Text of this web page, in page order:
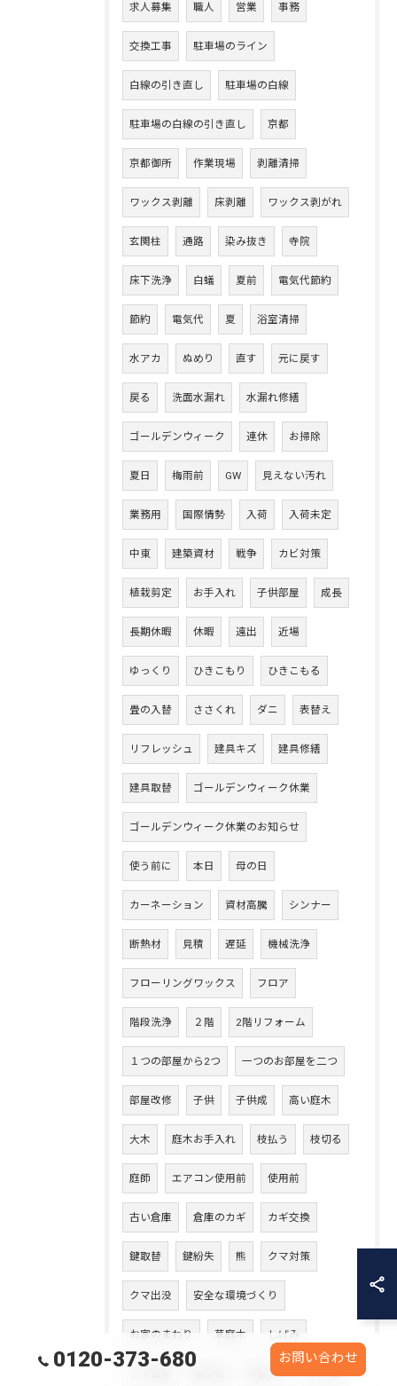
求人募集 職人 営業 事務
交換工事 駐車場のライン
白線の引き直し 駐車場の白線
駐車場の白線の引き直し 京都
京都御所 作業現場 剥離清掃
ワックス剥離 床剥離 ワックス剥がれ
玄関柱 通路 染み抜き 寺院
床下洗浄 白蟻 夏前 電気代節約
節約 電気代 夏 浴室清掃
水アカ ぬめり 直す 元に戻す
戻る 洗面水漏れ 水漏れ修繕
ゴールデンウィーク 連休 お掃除
夏日 梅雨前 GW 見えない汚れ
業務用 国際情勢 入荷 入荷未定
中東 建築資材 戦争 カビ対策
植栽剪定 お手入れ 子供部屋 成長
長期休暇 休暇 遠出 近場
ゆっくり ひきこもり ひきこもる
畳の入替 ささくれ ダニ 表替え
リフレッシュ 建具キズ 建具修繕
建具取替 ゴールデンウィーク休業
ゴールデンウィーク休業のお知らせ
使う前に 本日 母の日
カーネーション 資材高騰 シンナー
断熱材 見積 遅延 機械洗浄
フローリングワックス フロア
階段洗浄 ２階 2階リフォーム
１つの部屋から2つ 一つのお部屋を二つ
部屋改修 子供 子供成 高い庭木
大木 庭木お手入れ 枝払う 枝切る
庭師 エアコン使用前 使用前
古い倉庫 倉庫のカギ カギ交換
鍵取替 鍵紛失 熊 クマ対策
クマ出没 安全な環境づくり
お家のまわり 草庭木 しげみ
木製ドア 入り口
0120-373-680 お問い合わせ